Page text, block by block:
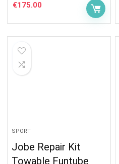
€175.00
SPORT
Jobe Repair Kit
Towable Funtube